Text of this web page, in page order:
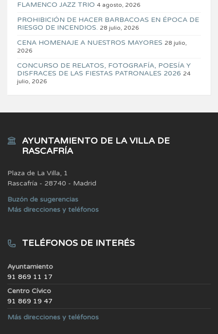
FLAMENCO JAZZ TRIO 4 agosto, 2026
PROHIBICIÓN DE HACER BARBACOAS EN ÉPOCA DE
RIESGO DE INCENDIOS. 28 julio, 2026
CENA HOMENAJE A NUESTROS MAYORES 28 julio,
2026
CONCURSO DE RELATOS, FOTOGRAFÍA, POESÍA Y
DISFRACES DE LAS FIESTAS PATRONALES 2026 24
julio, 2026
AYUNTAMIENTO DE LA VILLA DE
RASCAFRÍA
Plaza de La Villa, 1
Rascafría - 28740 - Madrid
Buzón de sugerencias
Más direcciones y teléfonos
TELÉFONOS DE INTERÉS
Ayuntamiento
91 869 11 17
Centro Cívico
91 869 19 47
Más direcciones y teléfonos